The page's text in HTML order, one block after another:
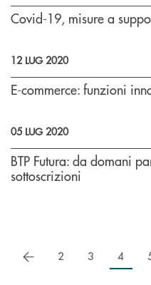
Covid-19, misure a
12 LUG 2020
E-commerce: funzioni
05 LUG 2020
BTP Futura: da domani
sottoscrizioni
precedente
2 3 4